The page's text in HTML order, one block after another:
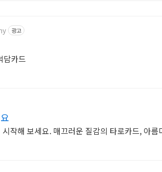
광고
담카드
작해 보세요. 매끄러운 질감의 타로카드, 아름